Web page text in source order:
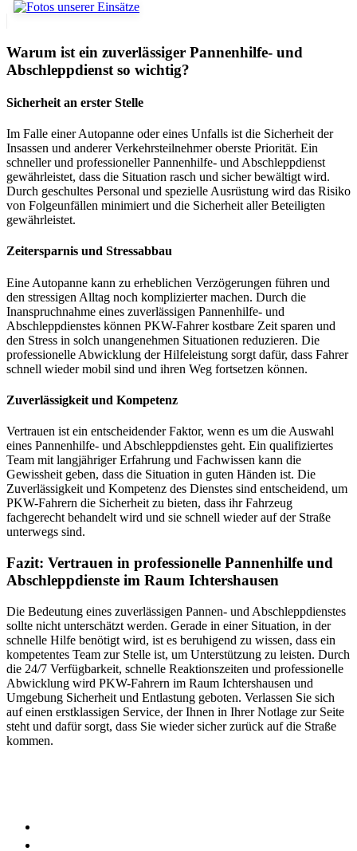
Warum ist ein zuverlässiger Pannenhilfe- und
Abschleppdienst so wichtig?
Sicherheit an erster Stelle
Im Falle einer Autopanne oder eines Unfalls ist die Sicherheit der
Insassen und anderer Verkehrsteilnehmer oberste Priorität. Ein
schneller und professioneller Pannenhilfe- und Abschleppdienst
gewährleistet, dass die Situation rasch und sicher bewältigt wird.
Durch geschultes Personal und spezielle Ausrüstung wird das Risiko
von Folgeunfällen minimiert und die Sicherheit aller Beteiligten
gewährleistet.
Zeitersparnis und Stressabbau
Eine Autopanne kann zu erheblichen Verzögerungen führen und
den stressigen Alltag noch komplizierter machen. Durch die
Inanspruchnahme eines zuverlässigen Pannenhilfe- und
Abschleppdienstes können PKW-Fahrer kostbare Zeit sparen und
den Stress in solch unangenehmen Situationen reduzieren. Die
professionelle Abwicklung der Hilfeleistung sorgt dafür, dass Fahrer
schnell wieder mobil sind und ihren Weg fortsetzen können.
Zuverlässigkeit und Kompetenz
Vertrauen ist ein entscheidender Faktor, wenn es um die Auswahl
eines Pannenhilfe- und Abschleppdienstes geht. Ein qualifiziertes
Team mit langjähriger Erfahrung und Fachwissen kann die
Gewissheit geben, dass die Situation in guten Händen ist. Die
Zuverlässigkeit und Kompetenz des Dienstes sind entscheidend, um
PKW-Fahrern die Sicherheit zu bieten, dass ihr Fahrzeug
fachgerecht behandelt wird und sie schnell wieder auf der Straße
unterwegs sind.
Fazit: Vertrauen in professionelle Pannenhilfe und
Abschleppdienste im Raum Ichtershausen
Die Bedeutung eines zuverlässigen Pannen- und Abschleppdienstes
sollte nicht unterschätzt werden. Gerade in einer Situation, in der
schnelle Hilfe benötigt wird, ist es beruhigend zu wissen, dass ein
kompetentes Team zur Stelle ist, um Unterstützung zu leisten. Durch
die 24/7 Verfügbarkeit, schnelle Reaktionszeiten und professionelle
Abwicklung wird PKW-Fahrern im Raum Ichtershausen und
Umgebung Sicherheit und Entlastung geboten. Verlassen Sie sich
auf einen erstklassigen Service, der Ihnen in Ihrer Notlage zur Seite
steht und dafür sorgt, dass Sie wieder sicher zurück auf die Straße
kommen.